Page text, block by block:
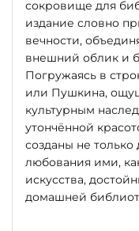
сокровище для
издание словно
вечности,
внешний облик и
Погружаясь в
или Пушкина,
культурным
утончённой
созданы не только
любования ими,
искусства,
домашней